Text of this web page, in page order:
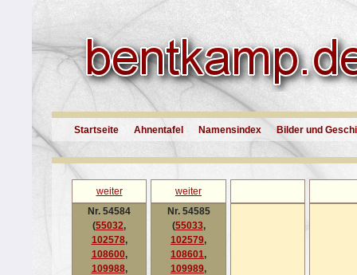
Startseite Ahnentafel Namensindex Bilder und
weiter
weiter
Nr. 54584
(55032,
102578,
108600,
109988,
Nr. 54585
(55033,
102579,
108601,
109989,